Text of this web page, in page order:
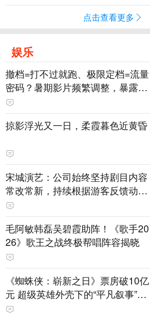
点击查看更多
娱乐
撤档=打不过就跑、极限定档=流量
密码？暑期影片频繁调整，暴露市
场痛点
掠影浮光又一日，柔霞暮色近黄昏
宋城演艺：公司始终坚持剧目内容
常改常新，持续根据游客反馈动态
优化节目配比
毛阿敏韩磊吴碧霞助阵！《歌手20
26》歌王之战终极帮唱阵容揭晓
《蜘蛛侠：崭新之日》票房破10亿
元 超级英雄外壳下的“平凡叙事”打
动人心